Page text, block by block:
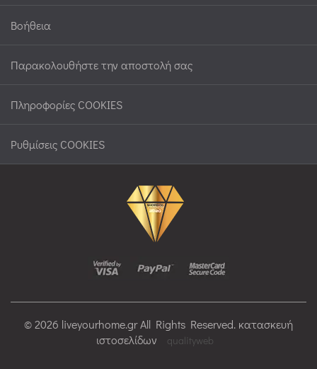
Βοήθεια
Παρακολουθήστε την αποστολή σας
Πληροφορίες COOKIES
Ρυθμίσεις COOKIES
© 2026 liveyourhome.gr All Rights Reserved. κατασκευή
ιστοσελίδων
qualityweb